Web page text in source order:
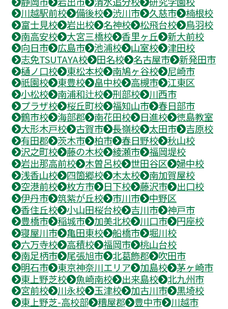
川越駅前校
備後校 渋川市 久慈市
楠根校
富士見校
岩出校 名神校 松飛台校
鳥羽校
南高安校
大宮三橋校 香里ヶ丘
新大前校
向日市
広島市 池浦校 山室校
津田校
志免TSUTAYA校
田名校 名古屋市
新発田市
樋ノ口校
東松本校 南鳩ヶ谷校
尼崎市
祇園校
東豊校 畠中校 高槻市
江東区
小松校
南浦和辻校 刑部校
川西市
プラザ校
桜丘町校 福知山市
春日部市
鶴市校
海部郡 南花田校 日進校
徳島教室
大形木戸校
古賀市 長嶺校 太田市
吉原校
有田郡
茨木市 柏市 春日野校
秋山校
沢之町校
藤の木校 綾瀬市
福岡堤校
岩出那高前校
木曽呂校 世田谷区
婦中校
浅香山校
四箇郷校 木太校
南加賀屋校
空港前校
枚方市 日下校 藤沢市
出口校
伊丹市
筑紫が丘校 市川市
中野区
香住丘校
小山田桜台校 吉川市
神戸市
豊橋市
稲城市 加美北校 川口市
円座校
寝屋川市
亀田東校 船橋市
堀川校
六万寺校
高積校 福岡市
桃山台校
南足柄市
尾張旭市 北葛飾郡
吹田市
明石市
東京神奈川エリア 加島校
茅ヶ崎市
東上野芝校
魚崎南校 出来島校
北九州市
宮前校
川永校 玉津校 加古川市
黒埼校
東上野芝-高校部
糟屋郡 豊中市
川越市